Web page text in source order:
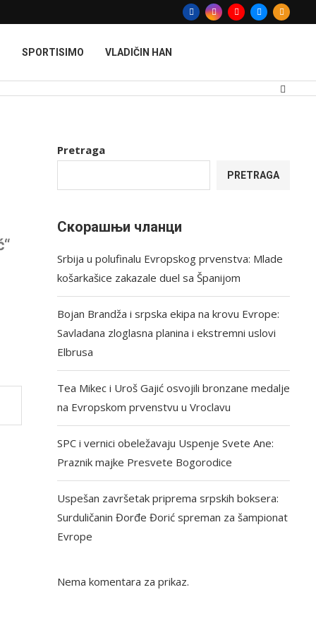
SPORTISIMO VLADIČIN HAN
Pretraga
PRETRAGA
Скорашњи чланци
Srbija u polufinalu Evropskog prvenstva: Mlade
košarkašice zakazale duel sa Španijom
Bojan Brandža i srpska ekipa na krovu Evrope:
Savladana zloglasna planina i ekstremni uslovi
Elbrusa
Tea Mikec i Uroš Gajić osvojili bronzane medalje
na Evropskom prvenstvu u Vroclavu
SPC i vernici obeležavaju Uspenje Svete Ane:
Praznik majke Presvete Bogorodice
Uspešan završetak priprema srpskih boksera:
Surduličanin Đorđe Đorić spreman za šampionat
Evrope
Nema komentara za prikaz.